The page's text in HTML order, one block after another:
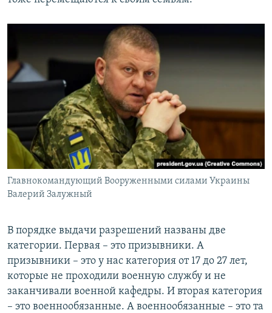
Главнокомандующий Вооруженными силами Украины
Валерий Залужный
В порядке выдачи разрешений названы две
категории. Первая – это призывники. А
призывники – это у нас категория от 17 до 27 лет,
которые не проходили военную службу и не
заканчивали военной кафедры. И вторая категория
– это военнообязанные. А военнообязанные – это та